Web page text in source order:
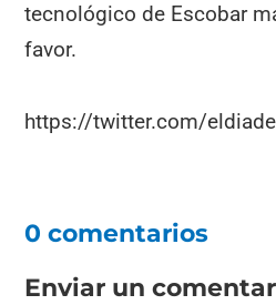
tecnológico de Escobar
favor.
https://twitter.com/
0 comentarios
Enviar un